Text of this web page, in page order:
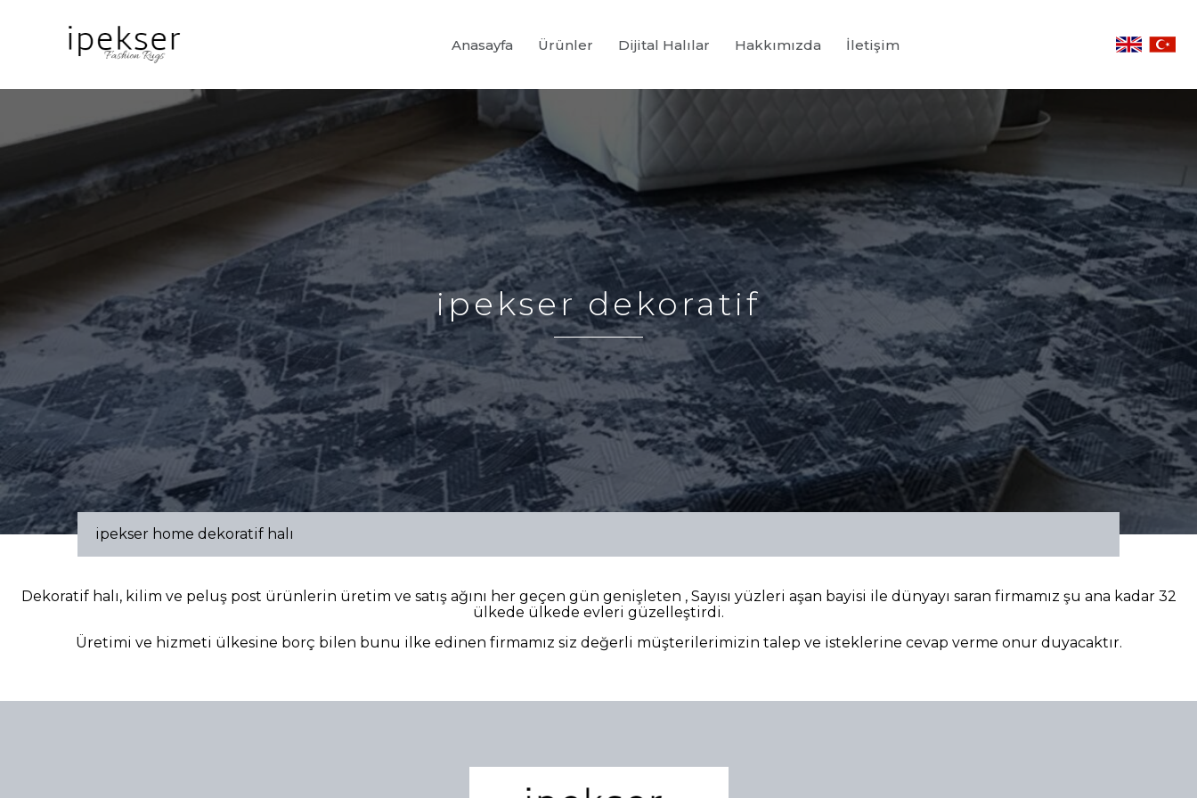
Anasayfa Ürünler Dijital Halılar Hakkımızda İletişim
ipekser dekoratif
ipekser home dekoratif halı
Dekoratif halı, kilim ve peluş post ürünlerin üretim ve satış ağını her geçen gün genişleten , Sayısı yüzleri aşan bayisi ile dünyayı saran firmamız şu ana kadar 32
ülkede ülkede evleri güzelleştirdi.
Üretimi ve hizmeti ülkesine borç bilen bunu ilke edinen firmamız siz değerli müşterilerimizin talep ve isteklerine cevap verme onur duyacaktır.